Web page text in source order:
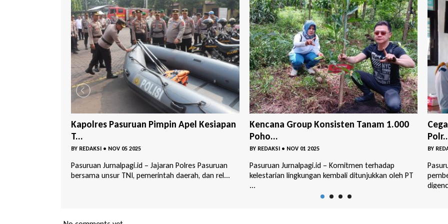
Kencana Group Konsisten Tanam 1.000
Poho...
BY REDAKSI • NOV 01 2025
Pasuruan Jurnalpagi.id – Komitmen terhadap
kelestarian lingkungan kembali ditunjukkan oleh PT
Cegah Sejak Dini, BNNK Pasuruan dan
Polr...
BY REDAKSI • OKT 29 2025
Pasuruan Jurnalpagi.id – Upaya pencegahan dan
pemberantasan peredaran narkoba terus
digencarka...
La...
BY